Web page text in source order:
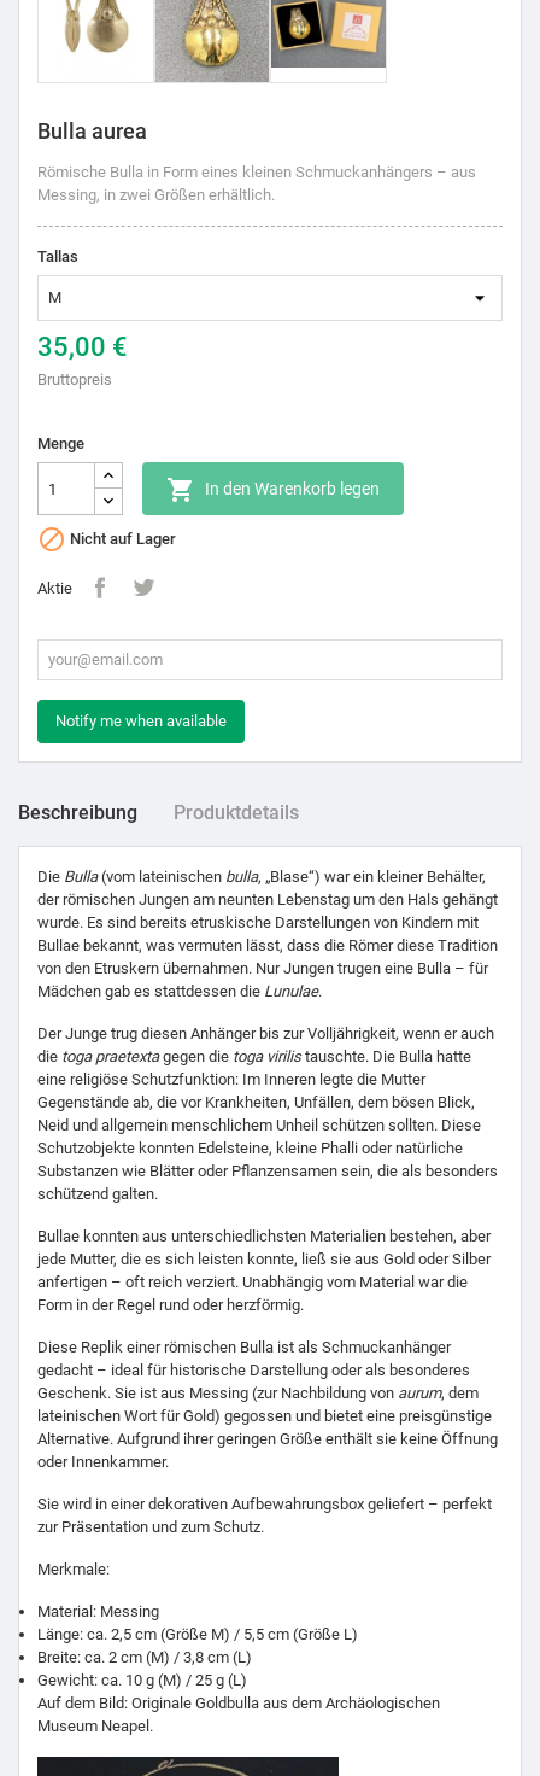
Bulla aurea
Römische Bulla in Form eines kleinen Schmuckanhängers – aus
Messing, in zwei Größen erhältlich.
Tallas
35,00 €
Bruttopreis
Menge
 In den Warenkorb legen
 Nicht auf Lager
Aktie
Notify me when available
Beschreibung Produktdetails
Die Bulla(vom lateinischen bulla, „Blase“) war ein kleiner Behälter,
der römischen Jungen am neunten Lebenstag um den Hals gehängt
wurde. Es sind bereits etruskische Darstellungen von Kindern mit
Bullae bekannt, was vermuten lässt, dass die Römer diese Tradition
von den Etruskern übernahmen. Nur Jungen trugen eine Bulla – für
Mädchen gab es stattdessen die Lunulae.
Der Junge trug diesen Anhänger bis zur Volljährigkeit, wenn er auch
die toga praetextagegen die toga virilistauschte. Die Bulla hatte
eine religiöse Schutzfunktion: Im Inneren legte die Mutter
Gegenstände ab, die vor Krankheiten, Unfällen, dem bösen Blick,
Neid und allgemein menschlichem Unheil schützen sollten. Diese
Schutzobjekte konnten Edelsteine, kleine Phalli oder natürliche
Substanzen wie Blätter oder Pflanzensamen sein, die als besonders
schützend galten.
Bullae konnten aus unterschiedlichsten Materialien bestehen, aber
jede Mutter, die es sich leisten konnte, ließ sie aus Gold oder Silber
anfertigen – oft reich verziert. Unabhängig vom Material war die
Form in der Regel rund oder herzförmig.
Diese Replik einer römischen Bulla ist als Schmuckanhänger
gedacht – ideal für historische Darstellung oder als besonderes
Geschenk. Sie ist aus Messing (zur Nachbildung von aurum, dem
lateinischen Wort für Gold) gegossen und bietet eine preisgünstige
Alternative. Aufgrund ihrer geringen Größe enthält sie keine Öffnung
oder Innenkammer.
Sie wird in einer dekorativen Aufbewahrungsbox geliefert – perfekt
zur Präsentation und zum Schutz.
Merkmale:
Material: Messing
Länge: ca. 2,5 cm (Größe M) / 5,5 cm (Größe L)
Breite: ca. 2 cm (M) / 3,8 cm (L)
Gewicht: ca. 10 g (M) / 25 g (L)
Auf dem Bild: Originale Goldbulla aus dem Archäologischen
Museum Neapel.